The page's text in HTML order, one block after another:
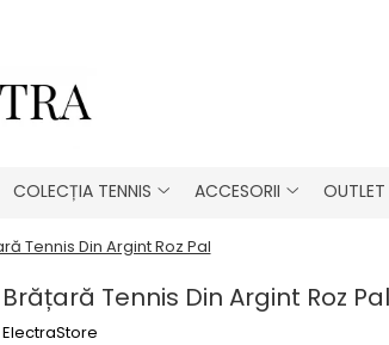
COLECȚIA TENNIS ACCESORII OUTLET
Tennis Din Argint Roz Pal
Brățară Tennis Din Argint Roz Pal
ElectraStore